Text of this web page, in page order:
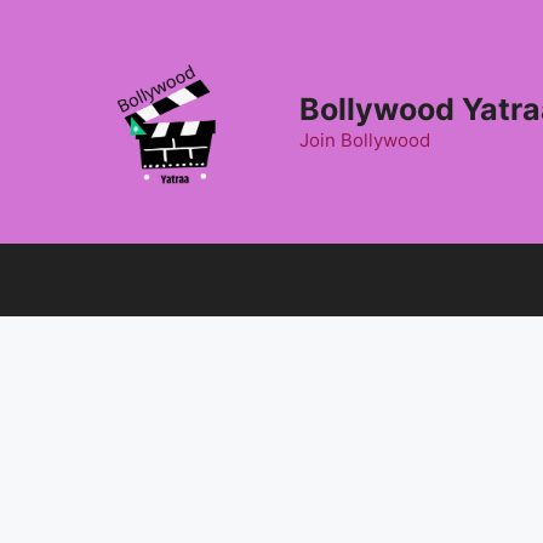
Bollywood
Join Bollywood